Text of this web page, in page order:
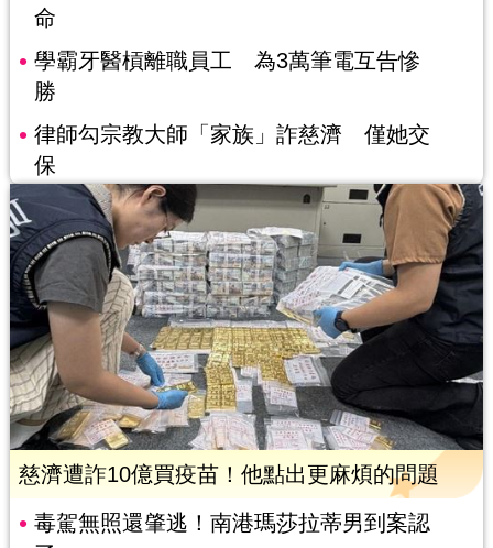
命
學霸牙醫槓離職員工 為3萬筆電互告慘
勝
律師勾宗教大師「家族」詐慈濟 僅她交
保
慈濟遭詐10億買疫苗！他點出更麻煩的問題
毒駕無照還肇逃！南港瑪莎拉蒂男到案認